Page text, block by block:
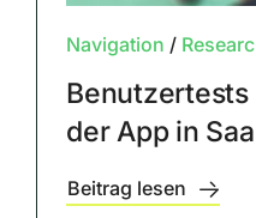
Navigation /
Benutzertests
der App in
Beitrag lesen